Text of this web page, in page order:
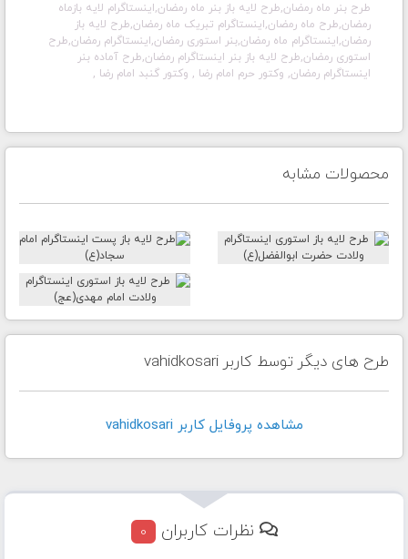
طرح بنر ماه رمضان,طرح لایه باز بنر ماه رمضان,اینستاگرام لایه بازماه
رمضان,طرح ماه رمضان,اینستاگرام تبریک ماه رمضان,طرح لایه باز
رمضان,اینستاگرام ماه رمضان,بنر استوری رمضان,اینستاگرام رمضان,طرح
استوری رمضان,طرح لایه باز بنر اینستاگرام رمضان,طرح آماده بنر
اینستاگرام رمضان, وکتور حرم امام رضا , وکتور گنبد امام رضا ,
محصولات مشابه
طرح های دیگر توسط کاربر vahidkosari
مشاهده پروفايل کاربر vahidkosari
نظرات کاربران 0